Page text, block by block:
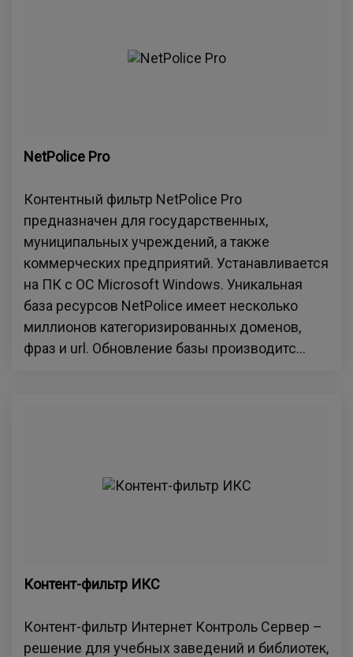
NetPolice Pro
Контентный фильтр NetPolice Pro
предназначен для государственных,
муниципальных учреждений, а также
коммерческих предприятий. Устанавливается
на ПК с ОС Microsoft Windows. Уникальная
база ресурсов NetPolice имеет несколько
миллионов категоризированных доменов,
фраз и url. Обновление базы производитс...
Контент-фильтр ИКС
Контент-фильтр Интернет Контроль Сервер –
решение для учебных заведений и библиотек,